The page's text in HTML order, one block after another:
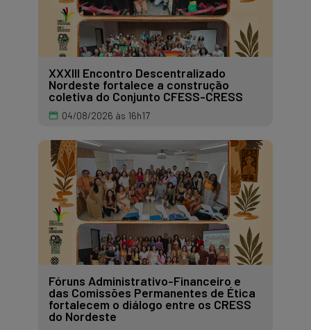
XXXIII Encontro Descentralizado
Nordeste fortalece a construção
coletiva do Conjunto CFESS-CRESS
04/08/2026 às 16h17
Fóruns Administrativo-Financeiro e
das Comissões Permanentes de Ética
fortalecem o diálogo entre os CRESS
do Nordeste